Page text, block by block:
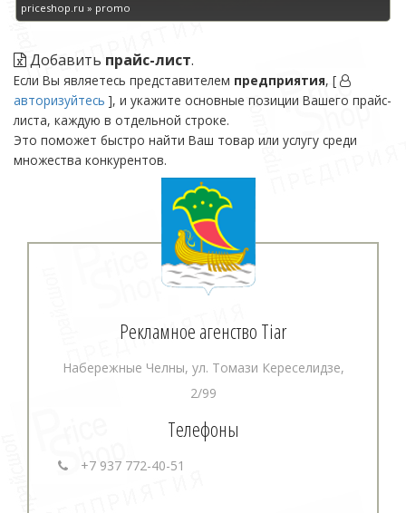
priceshop.ru » promo
Добавить прайс-лист.
Если Вы являетесь представителем предприятия, [
авторизуйтесь ], и укажите основные позиции Вашего прайс-
листа, каждую в отдельной строке.
Это поможет быстро найти Ваш товар или услугу среди
множества конкурентов.
Рекламное агенство Tiar
Набережные Челны, ул. Томази Кереселидзе,
2/99
Телефоны
+7 937 772-40-51